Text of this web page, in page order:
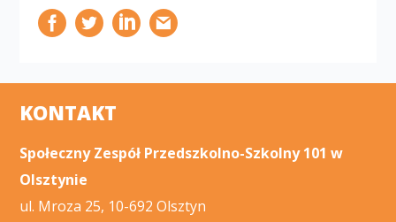
KONTAKT
Społeczny Zespół Przedszkolno-Szkolny 101 w
Olsztynie
ul. Mroza 25, 10-692 Olsztyn